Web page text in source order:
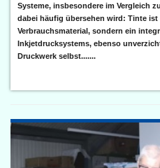
Systeme, insbesondere im Vergleich
dabei häufig übersehen wird: Tinte
Verbrauchsmaterial, sondern ein
Inkjetdrucksystems, ebenso
Druckwerk selbst.......